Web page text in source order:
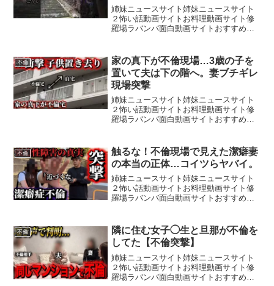
#不倫#教え#名言#格言#正負の法
則
姉妹ニュースサイト姉妹ニュースサイト
２怖い話動画サイトお料理動画サイト修
羅場ラバンバ面白動画サイトおすすめ動
れど美輪さんのお話をお聞きすると神話
の時代や古典の中にも「不...
不倫
家の真下が不倫現場…3歳の子を
置いて夫は下の階へ。妻ブチギレ
現場突撃
姉妹ニュースサイト姉妹ニュースサイト
２怖い話動画サイトお料理動画サイト修
羅場ラバンバ面白動画サイトおすすめ動
Instagram→ スポンサー企業様・和光...
不倫
触るな！不倫現場で見えた潔癖妻
の本当の正体…コイツらヤバイ。
姉妹ニュースサイト姉妹ニュースサイト
２怖い話動画サイトお料理動画サイト修
羅場ラバンバ面白動画サイトおすすめ動
Instagram→ スポンサー企業様・和光...
不倫
隣に住む女子◯生と旦那が不倫を
してた【不倫突撃】
姉妹ニュースサイト姉妹ニュースサイト
２怖い話動画サイトお料理動画サイト修
羅場ラバンバ面白動画サイトおすすめ動